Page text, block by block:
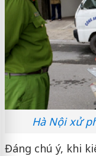
Hà Nội xử
Đáng chú ý, khi